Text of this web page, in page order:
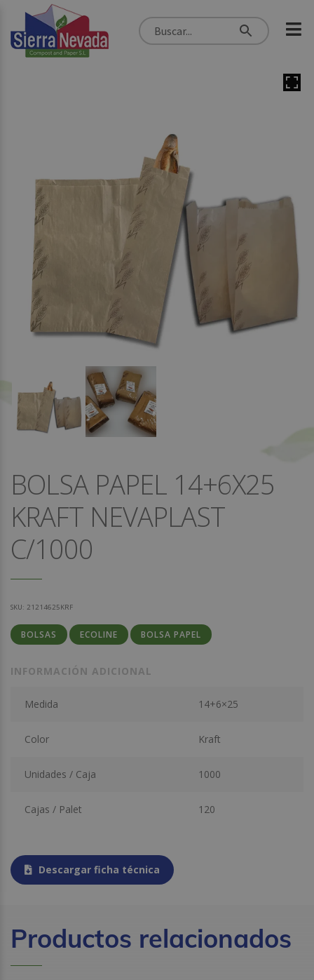
BOLSA PAPEL 14+6X25
KRAFT NEVAPLAST
C/1000
SKU: 21214625KRF
BOLSAS ECOLINE BOLSA PAPEL
INFORMACIÓN ADICIONAL
Medida 14+6×25
Color Kraft
Unidades / Caja 1000
Cajas / Palet 120
Descargar ficha técnica
Productos relacionados